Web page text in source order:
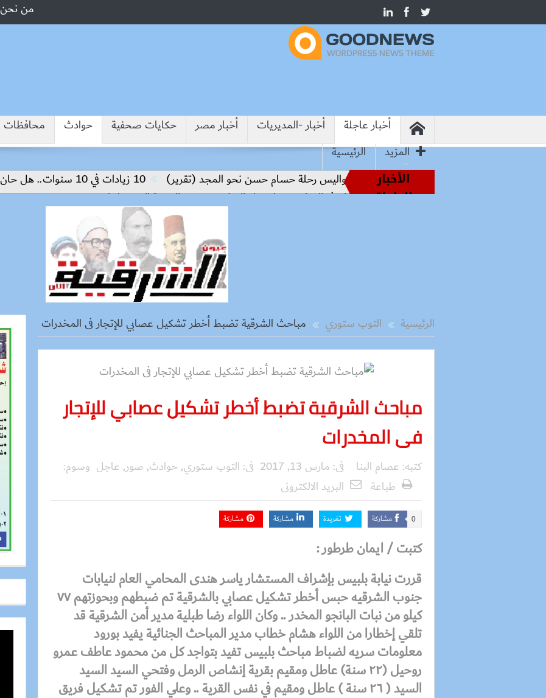
من نحن
أخبار عاجلة أخبار -المديريات أخبار مصر حكايات صحفية حوادث محافظات
المزيد
الرئيسية
الأخبار
العاجلة
من أساطير الملاعب إلى قيادة الفراعنة.. كواليس رحلة حسام حسن نحو المجد (تقرير) 10 زيادات في 10 سنوات.. هل حان الوقت لرفع دعم البنزين نهائيا؟
من هيروشيما.. وزير التعليم: التعاون الدولي في التعليم مفتاح بناء السلام وتحقيق التنمية المستدامة
الرئيسية التوب ستوري مباحث الشرقية تضبط أخطر تشكيل عصابي للإتجار فى المخدرات
مباحث الشرقية تضبط أخطر تشكيل عصابي للإتجار
فى المخدرات
كتبه: عصام البنا فى: مارس 13, 2017 فى: التوب ستوري, حوادث, صور, عاجل وسوم:
طباعة
البريد الالكترونى
مشاركة 0 تغريدة مشاركة مشاركة
كتبت / ايمان طرطور :
قررت نيابة بلبيس بإشراف المستشار ياسر هندى المحامي العام لنيابات
جنوب الشرقيه حبس أخطر تشكيل عصابي بالشرقية تم ضبطهم وبحوزتهم ٧٧
كيلو من نبات البانجو المخدر .. وكان اللواء رضا طبلية مدير أمن الشرقية قد
تلقي إخطارا من اللواء هشام خطاب مدير المباحث الجنائية يفيد بورود
معلومات سريه لضباط مباحث بلبيس تفيد بتواجد كل من محمود عاطف عمرو
روحيل (٢٢ سنة) عاطل ومقيم بقرية إنشاص الرمل وفتحي السيد السيد
السيد ( ٢٦ سنة ) عاطل ومقيم في نفس القرية .. وعلي الفور تم تشكيل فريق